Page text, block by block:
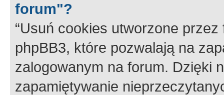
forum"?
“Usuń cookies utworzone
phpBB3, które pozwalają na
zalogowanym na forum. Dzięki
zapamiętywanie